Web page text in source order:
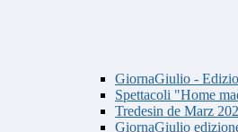
GiornaGiulio -
Spettacoli "Home
Tredesin de Marz
GiornaGiulio